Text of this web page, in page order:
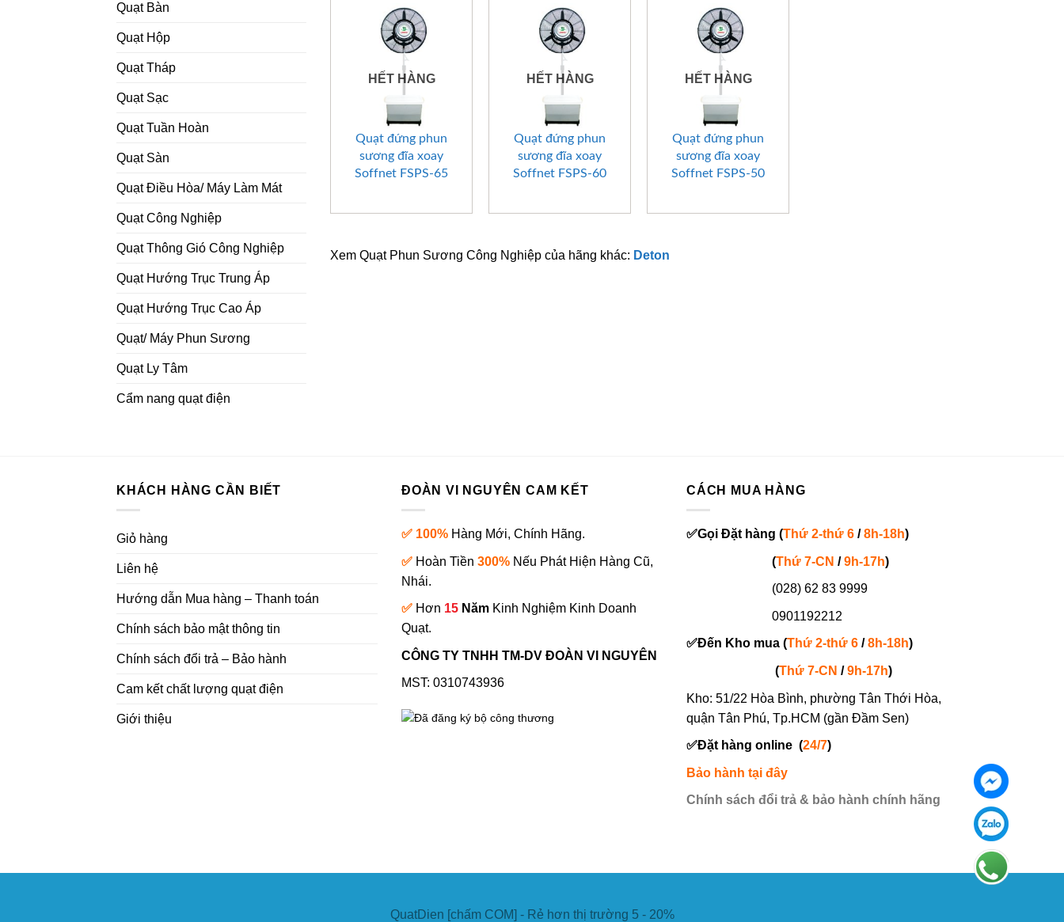
Quạt Bàn
Quạt Hộp
Quạt Tháp
Quạt Sạc
Quạt Tuần Hoàn
Quạt Sàn
Quạt Điều Hòa/ Máy Làm Mát
Quạt Công Nghiệp
Quạt Thông Gió Công Nghiệp
Quạt Hướng Trục Trung Áp
Quạt Hướng Trục Cao Áp
Quạt/ Máy Phun Sương
Quạt Ly Tâm
Cẩm nang quạt điện
HẾT HÀNG
Quạt đứng phun
sương đĩa xoay
Soffnet FSPS-65
HẾT HÀNG
Quạt đứng phun
sương đĩa xoay
Soffnet FSPS-60
HẾT HÀNG
Quạt đứng phun
sương đĩa xoay
Soffnet FSPS-50
Xem Quạt Phun Sương Công Nghiệp của hãng khác: Deton
KHÁCH HÀNG CẦN BIẾT
Giỏ hàng
Liên hệ
Hướng dẫn Mua hàng – Thanh toán
Chính sách bảo mật thông tin
Chính sách đổi trả – Bảo hành
Cam kết chất lượng quạt điện
Giới thiệu
ĐOÀN VI NGUYÊN CAM KẾT
✅ 100% Hàng Mới, Chính Hãng.
✅ Hoàn Tiền 300% Nếu Phát Hiện Hàng Cũ,
Nhái.
✅ Hơn 15 Năm Kinh Nghiệm Kinh Doanh
Quạt.
CÔNG TY TNHH TM-DV ĐOÀN VI NGUYÊN
MST: 0310743936
CÁCH MUA HÀNG
✅Gọi Đặt hàng (Thứ 2-thứ 6 /8h-18h)
(Thứ 7-CN /9h-17h)
(028) 62 83 9999
0901192212
✅Đến Kho mua (Thứ 2-thứ 6 /8h-18h)
(Thứ 7-CN /9h-17h)
Kho: 51/22 Hòa Bình, phường Tân Thới Hòa,
quận Tân Phú, Tp.HCM (gần Đầm Sen)
✅Đặt hàng online (24/7)
Bảo hành tại đây
Chính sách đổi trả & bảo hành chính hãng
QuatDien [chấm COM] - Rẻ hơn thị trường 5 - 20%